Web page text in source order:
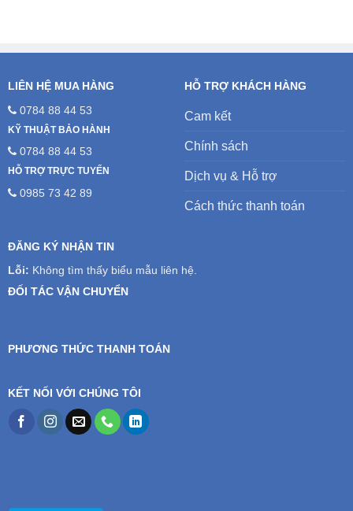
LIÊN HỆ MUA HÀNG
0784 88 44 53
KỸ THUẬT BẢO HÀNH
0784 88 44 53
HỖ TRỢ TRỰC TUYẾN
0985 73 42 89
HỖ TRỢ KHÁCH HÀNG
Cam kết
Chính sách
Dịch vụ & Hỗ trợ
Cách thức thanh toán
ĐĂNG KÝ NHẬN TIN
Lỗi: Không tìm thấy biểu mẫu liên hệ.
ĐỐI TÁC VẬN CHUYỂN
PHƯƠNG THỨC THANH TOÁN
KẾT NỐI VỚI CHÚNG TÔI